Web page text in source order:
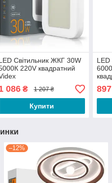
Світильник ЖКГ 30W
220V квадратний
086₴ 1 207 ₴
Купити
шт.
897
–12%